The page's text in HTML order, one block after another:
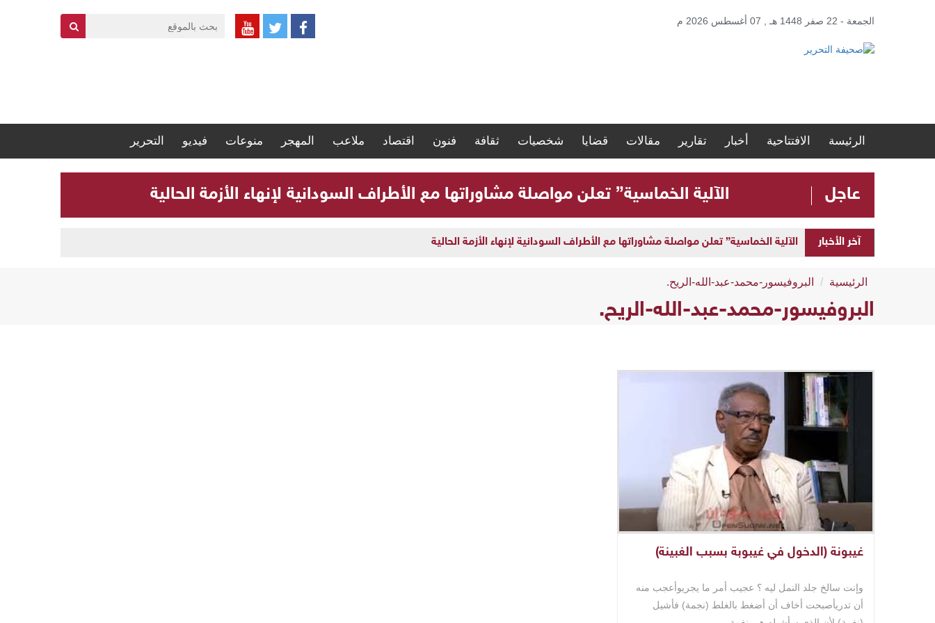
الجمعة - 22 صفر 1448 هـ , 07 أغسطس 2026 م
الرئيسة الافتتاحية أخبار تقارير مقالات قضايا شخصيات ثقافة فنون اقتصاد ملاعب المهجر منوعات فيديو التحرير
عاجل الآلية الخماسية” تعلن مواصلة مشاوراتها مع الأطراف السودانية لإنهاء الأزمة الحالية
آخر الأخبار الآلية الخماسية” تعلن مواصلة مشاوراتها مع الأطراف السودانية لإنهاء الأزمة الحالية
الرئيسية البروفيسور-محمد-عبد-الله-الريح.
البروفيسور-محمد-عبد-الله-الريح.
غيبونة (الدخول في غيبوبة بسبب الغبينة)
وإنت سالخ جلد النمل ليه ؟ عجيب أمر ما يجريوأعجب منه
أن تدريأصبحت أخاف أن أضغط بالغلط (نجمة) فأشيل